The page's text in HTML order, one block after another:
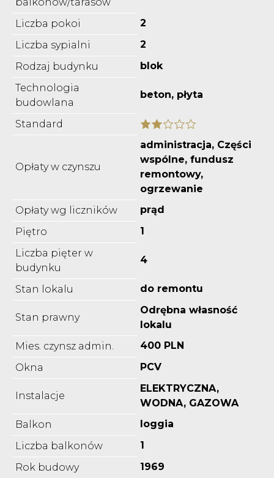
Liczba pokoi
2
Liczba sypialni
2
Rodzaj budynku
blok
Technologia
budowlana
beton, płyta
Standard
Opłaty w czynszu
administracja, Części
wspólne, fundusz
remontowy,
ogrzewanie
Opłaty wg liczników
prąd
Piętro
1
Liczba pięter w
budynku
4
Stan lokalu do remontu
Stan prawny
Odrębna własność
lokalu
Mies. czynsz admin.
400 PLN
Okna
PCV
Instalacje
ELEKTRYCZNA,
WODNA, GAZOWA
Balkon
loggia
Liczba balkonów
1
Rok budowy
1969